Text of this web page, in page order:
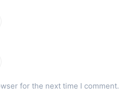
for the next time I comment.